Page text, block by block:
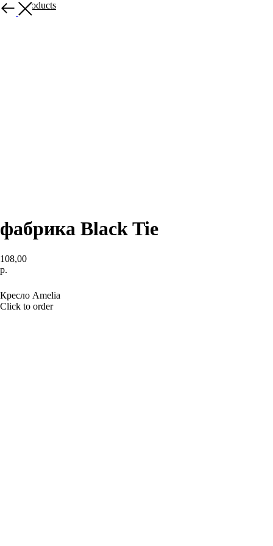
More products
фабрика Black Tie
108,00
р.
Кресло Amelia
Click to order